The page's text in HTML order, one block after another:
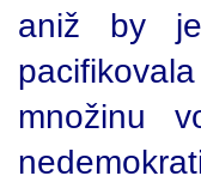
aniž by
množinu